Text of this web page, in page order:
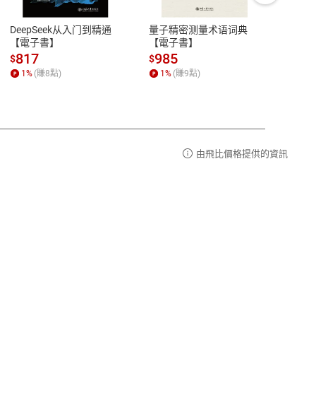
性
參
服務時間：週一到週五 10:00-12:00、
13:00-17:00 (國定假日及例假日休息)
客服電話：0080-1857077
DeepSeek从入门到精通
【電子書】
$817
1% (賺8點)
量子精密测量术语词典
【電子書】
$985
1% (賺9點)
由飛比價格提供的資訊